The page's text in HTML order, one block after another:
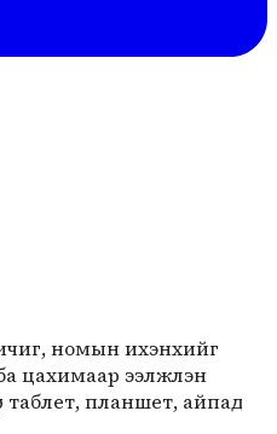
номын ихэнхийг
цахимаар ээлжлэн
таблет, планшет, айпад